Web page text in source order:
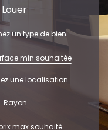
Louer
un type de bien
une localisation
Rayon